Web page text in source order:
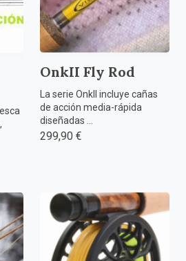
OnkII Fly Rod
La serie OnkII incluye cañas
de acción media-rápida
diseñadas ...
299,90 €